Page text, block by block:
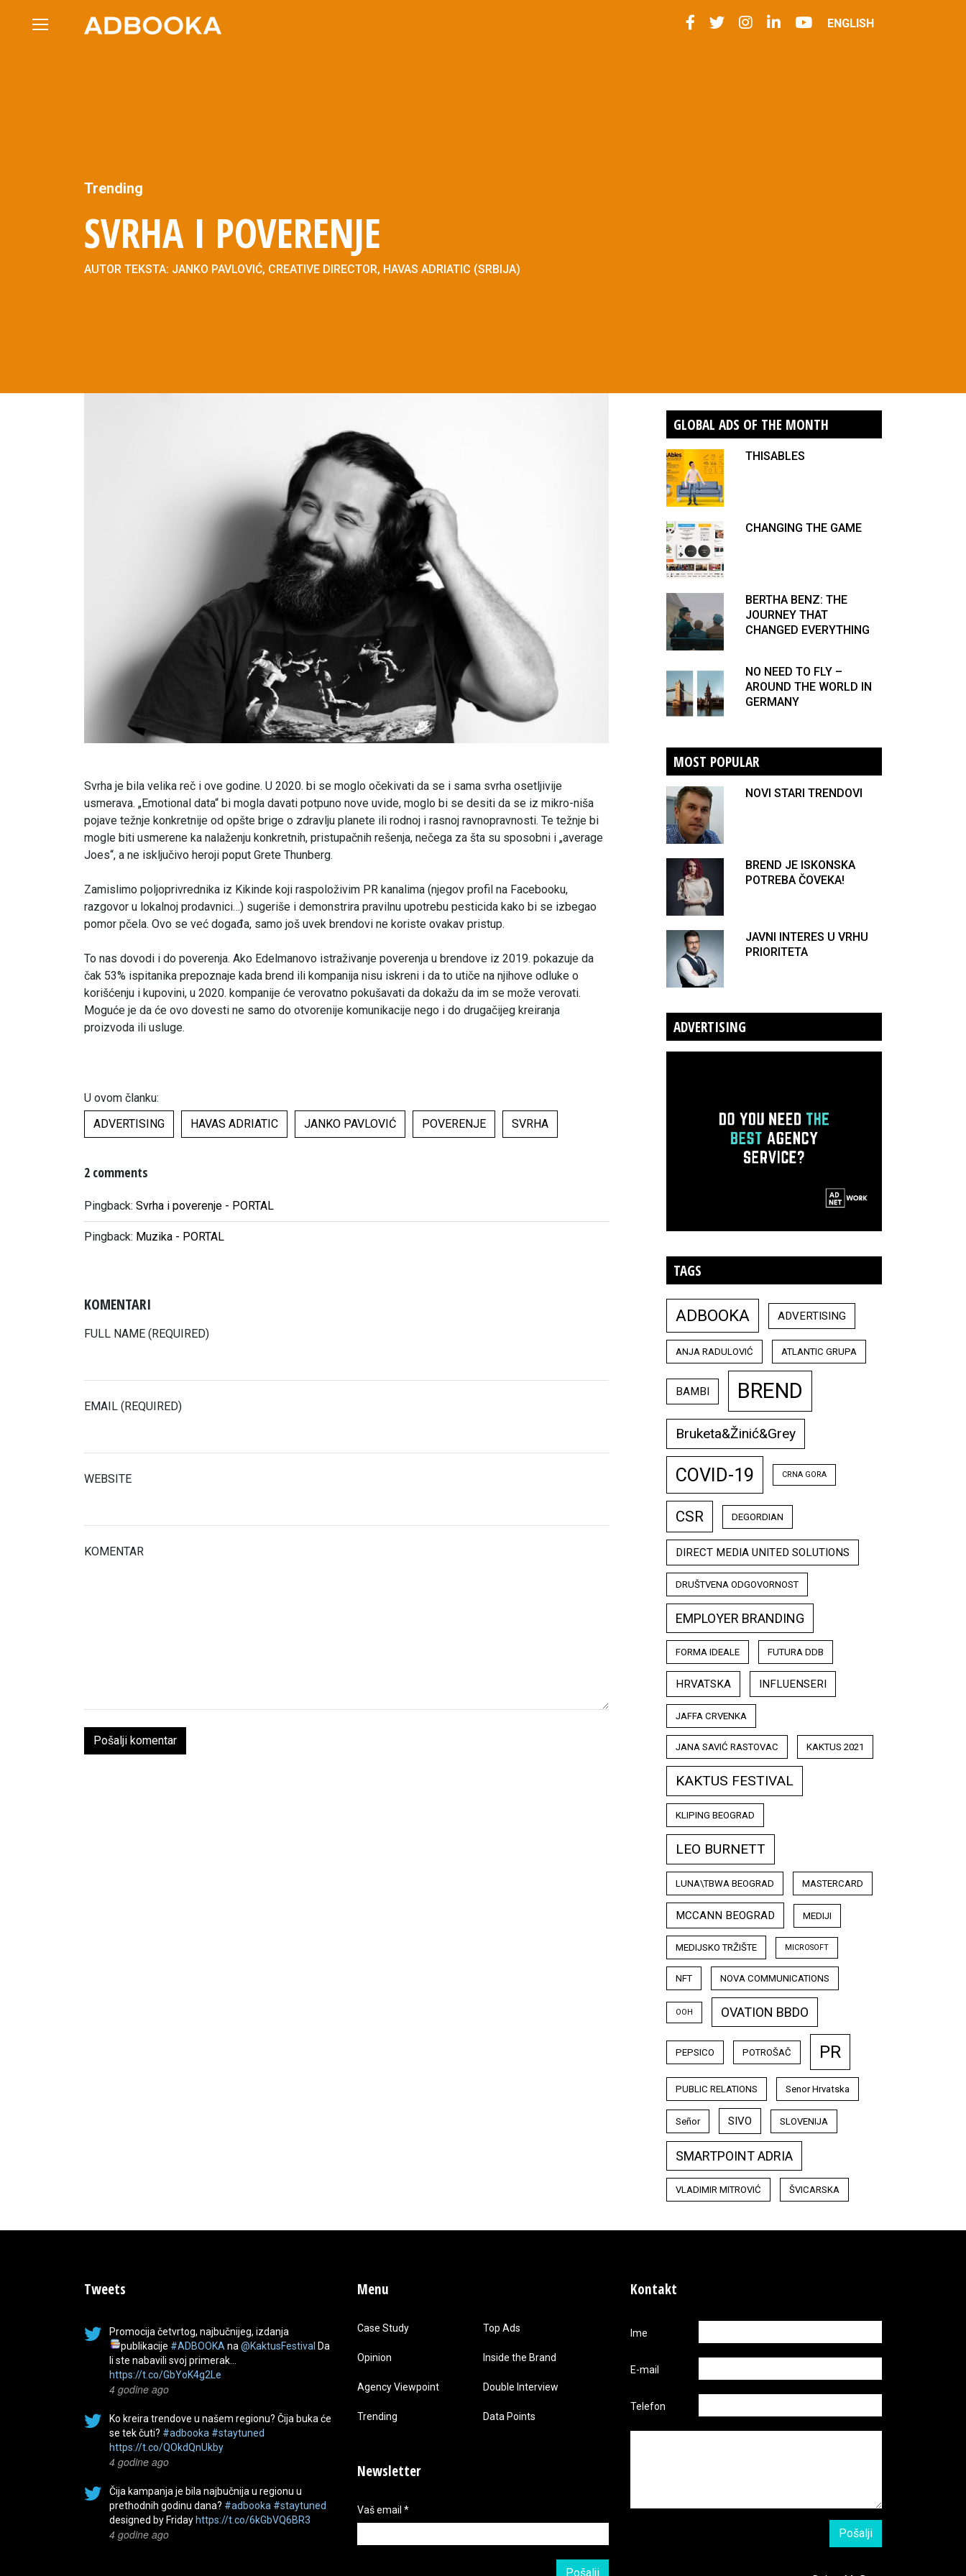
ENGLISH
Trending
SVRHA I POVERENJE
AUTOR TEKSTA: JANKO PAVLOVIĆ, CREATIVE DIRECTOR, HAVAS ADRIATIC (SRBIJA)
Svrha je bila velika reč i ove godine. U 2020. bi se moglo očekivati da se i sama svrha osetljivije
usmerava. „Emotional data“ bi mogla davati potpuno nove uvide, moglo bi se desiti da se iz mikro-niša
pojave težnje konkretnije od opšte brige o zdravlju planete ili rodnoj i rasnoj ravnopravnosti. Te težnje bi
mogle biti usmerene ka nalaženju konkretnih, pristupačnih rešenja, nečega za šta su sposobni i „average
Joes“, a ne isključivo heroji poput Grete Thunberg.
Zamislimo poljoprivrednika iz Kikinde koji raspoloživim PR kanalima (njegov profil na Facebooku,
razgovor u lokalnoj prodavnici…) sugeriše i demonstrira pravilnu upotrebu pesticida kako bi se izbegao
pomor pčela. Ovo se već događa, samo još uvek brendovi ne koriste ovakav pristup.
To nas dovodi i do poverenja. Ako Edelmanovo istraživanje poverenja u brendove iz 2019. pokazuje da
čak 53% ispitanika prepoznaje kada brend ili kompanija nisu iskreni i da to utiče na njihove odluke o
korišćenju i kupovini, u 2020. kompanije će verovatno pokušavati da dokažu da im se može verovati.
Moguće je da će ovo dovesti ne samo do otvorenije komunikacije nego i do drugačijeg kreiranja
proizvoda ili usluge.
U ovom članku:
ADVERTISING
HAVAS ADRIATIC JANKO PAVLOVIĆ POVERENJE SVRHA
2 comments
Pingback: Svrha i poverenje - PORTAL
Pingback: Muzika - PORTAL
KOMENTARI
FULL NAME (REQUIRED)
EMAIL (REQUIRED)
WEBSITE
KOMENTAR
GLOBAL ADS OF THE MONTH
THISABLES
CHANGING THE GAME
BERTHA BENZ: THE
JOURNEY THAT
CHANGED EVERYTHING
NO NEED TO FLY –
AROUND THE WORLD IN
GERMANY
MOST POPULAR
NOVI STARI TRENDOVI
BREND JE ISKONSKA
POTREBA ČOVEKA!
JAVNI INTERES U VRHU
PRIORITETA
ADVERTISING
TAGS
ADBOOKA ADVERTISING
ANJA RADULOVIĆ ATLANTIC GRUPA
BAMBI BREND
Bruketa&Žinić&Grey
COVID-19 CRNA GORA
CSR DEGORDIAN
DIRECT MEDIA UNITED SOLUTIONS
DRUŠTVENA ODGOVORNOST
EMPLOYER BRANDING
FORMA IDEALE FUTURA DDB
HRVATSKA INFLUENSERI
JAFFA CRVENKA
JANA SAVIĆ RASTOVAC KAKTUS 2021
KAKTUS FESTIVAL
KLIPING BEOGRAD
LEO BURNETT
LUNA\TBWA BEOGRAD MASTERCARD
MCCANN BEOGRAD MEDIJI
MEDIJSKO TRŽIŠTE MICROSOFT
NFT NOVA COMMUNICATIONS
OOH OVATION BBDO
PEPSICO POTROŠAČ PR
PUBLIC RELATIONS Senor Hrvatska
Señor SIVO SLOVENIJA
SMARTPOINT ADRIA
VLADIMIR MITROVIĆ ŠVICARSKA
Tweets
Promocija četvrtog, najbučnijeg, izdanja
publikacije #ADBOOKA na @KaktusFestival Da
li ste nabavili svoj primerak…
https://t.co/GbYoK4g2Le
4 godine ago
Ko kreira trendove u našem regionu? Čija buka će
se tek čuti? #adbooka #staytuned
https://t.co/QOkdQnUkby
4 godine ago
Čija kampanja je bila najbučnija u regionu u
prethodnih godinu dana? #adbooka #staytuned
designed by Friday https://t.co/6kGbVQ6BR3
4 godine ago
Menu
Case Study Top Ads
Opinion Inside the Brand
Agency Viewpoint Double Interview
Trending Data Points
Newsletter
Vaš email *
Kontakt
Ime
E-mail
Telefon